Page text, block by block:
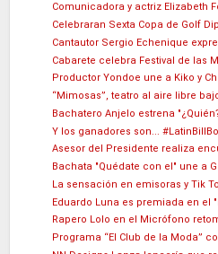
Comunicadora y actriz Elizabeth
Celebraran Sexta Copa de Golf
Cantautor Sergio Echenique
Cabarete celebra Festival de las
Productor Yondoe une a Kiko y
“Mimosas”, teatro al aire libre
Bachatero Anjelo estrena
Y los ganadores son...
Asesor del Presidente realiza
Bachata "Quédate con el" une a
La sensación en emisoras y Tik
Eduardo Luna es premiada en el
Rapero Lolo en el Micrófono
Programa “El Club de la Moda”